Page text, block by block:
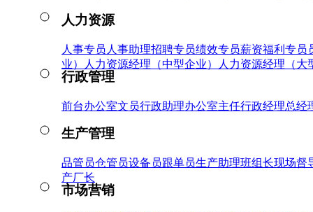
人力资源
人事专员 人事助理招聘专员绩效专员薪资福利专员
业）
人力资源经理（中型企业） 人力资源经理（大
行政管理
前台办公室文员行政助理办公室主任行政经理总经
生产管理
品管员仓管员设备员跟单员生产助理班组长现场督
产厂长
市场营销